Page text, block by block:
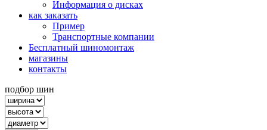
Информация о дисках
как заказать
Пример
Транспортные компании
Бесплатный шиномонтаж
магазины
контакты
подбор шин